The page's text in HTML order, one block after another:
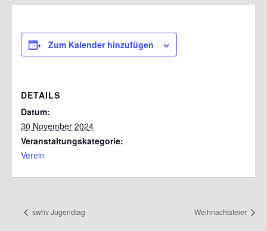
Zum Kalender hinzufügen
DETAILS
Datum:
30 November 2024
Veranstaltungskategorie:
Verein
swhv Jugendtag Weihnachtsfeier